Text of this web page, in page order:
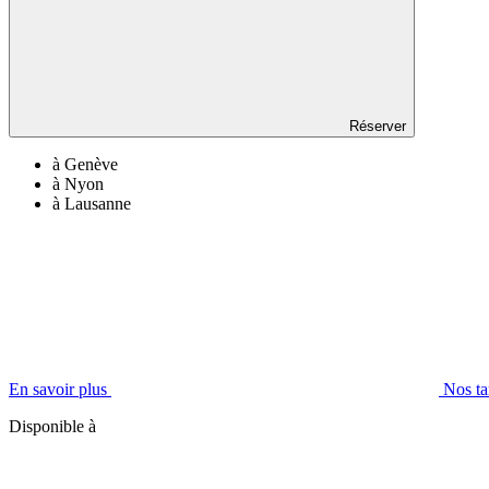
Réserver
à Genève
à Nyon
à Lausanne
En savoir plus
Nos
Disponible à